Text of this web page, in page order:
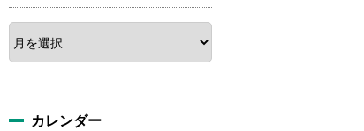
ア
ー
カ
カレンダー